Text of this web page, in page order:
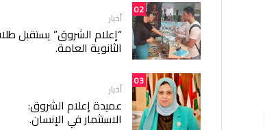
02
أخبار
“إعلام الشروق” يستقبل
الثانوية العامة.
03
أخبار
عميدة إعلام الشروق:
الاستثمار في الإنسان.